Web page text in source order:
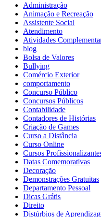
Administração
Animação e Recreação
Assistente Social
Atendimento
Atividades
blog
Bolsa de Valores
Bullying
Comércio Exterior
comportamento
Concurso Público
Concursos Públicos
Contabilidade
Contadores de Histórias
Criação de Games
Curso a Distância
Curso Online
Cursos
Datas Comemorativas
Decoração
Demonstrações Gratuitas
Departamento Pessoal
Dicas Grátis
Direito
Distúrbios de